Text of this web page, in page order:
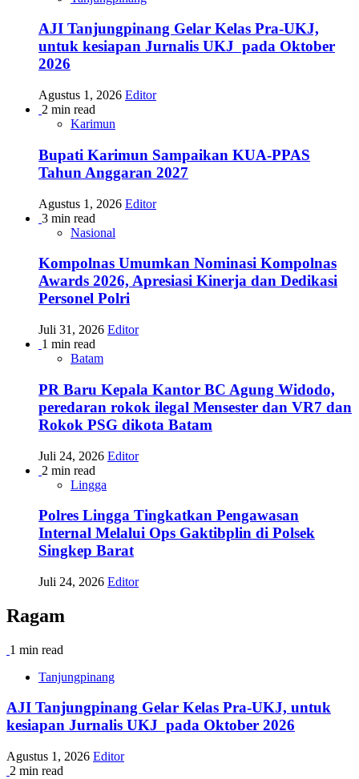
AJI Tanjungpinang Gelar Kelas Pra-UKJ,
untuk kesiapan Jurnalis UKJ pada Oktober
2026
Agustus 1, 2026 Editor
2 min read
Karimun
Bupati Karimun Sampaikan KUA-PPAS
Tahun Anggaran 2027
Agustus 1, 2026 Editor
3 min read
Nasional
Kompolnas Umumkan Nominasi Kompolnas
Awards 2026, Apresiasi Kinerja dan Dedikasi
Personel Polri
Juli 31, 2026 Editor
1 min read
Batam
PR Baru Kepala Kantor BC Agung Widodo,
peredaran rokok ilegal Mensester dan VR7 dan
Rokok PSG dikota Batam
Juli 24, 2026 Editor
2 min read
Lingga
Polres Lingga Tingkatkan Pengawasan
Internal Melalui Ops Gaktibplin di Polsek
Singkep Barat
Juli 24, 2026 Editor
Ragam
1 min read
Tanjungpinang
AJI Tanjungpinang Gelar Kelas Pra-UKJ, untuk
kesiapan Jurnalis UKJ pada Oktober 2026
Agustus 1, 2026 Editor
2 min read